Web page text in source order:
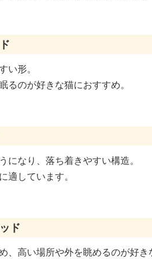
い形。
のが好きな猫におすすめ。
になり、落ち着きやすい構造。
適しています。
ド
、高い場所や外を眺めるのが好き